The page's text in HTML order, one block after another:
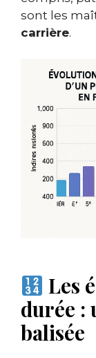
sont les
carrière.
Les
durée :
balisée